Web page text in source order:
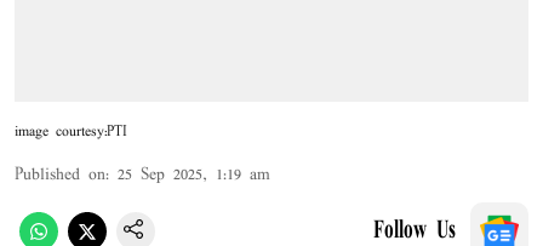
image courtesy:PTI
Published on: 25 Sep 2025, 1:19 am
Follow Us